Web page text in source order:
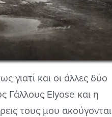
γιατί και οι άλλες δύο
Γάλλους Elyose και η
τους μου ακούγονται